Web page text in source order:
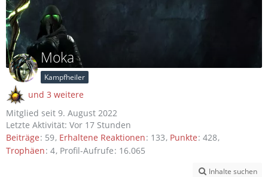
Moka
Kampfheiler
und 3 weitere
Mitglied seit 9. August 2022
Letzte Aktivität: Vor 17 Stunden
Beiträge 59 Erhaltene Reaktionen 133 Punkte 428
Trophäen 4 Profil-Aufrufe 16.065
Inhalte suchen